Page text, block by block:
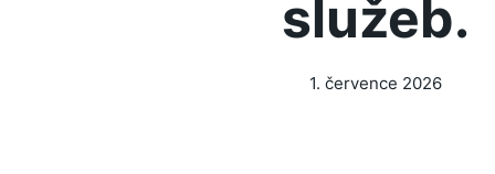
služeb.
1. července 2026